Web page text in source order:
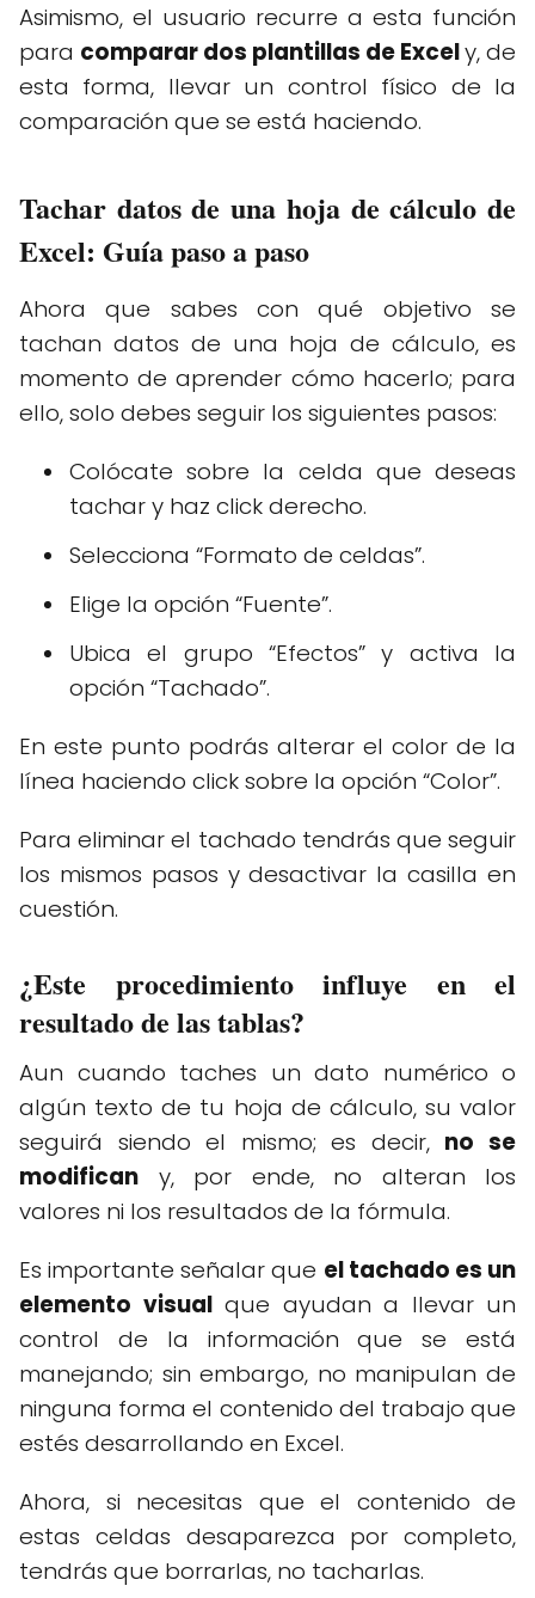
Asimismo, el usuario recurre a esta función
para comparar dos plantillas de Excely, de
esta forma, llevar un control físico de la
comparación que se está haciendo.
Tachar datos de una hoja de cálculo de
Excel: Guía paso a paso
Ahora que sabes con qué objetivo se
tachan datos de una hoja de cálculo, es
momento de aprender cómo hacerlo; para
ello, solo debes seguir los siguientes pasos:
Colócate sobre la celda que deseas
tachar y haz click derecho.
Selecciona “Formato de celdas”.
Elige la opción “Fuente”.
Ubica el grupo “Efectos” y activa la
opción “Tachado”.
En este punto podrás alterar el color de la
línea haciendo click sobre la opción “Color”.
Para eliminar el tachado tendrás que seguir
los mismos pasos y desactivar la casilla en
cuestión.
¿Este procedimiento influye en el
resultado de las tablas?
Aun cuando taches un dato numérico o
algún texto de tu hoja de cálculo, su valor
seguirá siendo el mismo; es decir, no se
modifican y, por ende, no alteran los
valores ni los resultados de la fórmula.
Es importante señalar que el tachado es un
elemento visualque ayudan a llevar un
control de la información que se está
manejando; sin embargo, no manipulan de
ninguna forma el contenido del trabajo que
estés desarrollando en Excel.
Ahora, si necesitas que el contenido de
estas celdas desaparezca por completo,
tendrás que borrarlas, no tacharlas.